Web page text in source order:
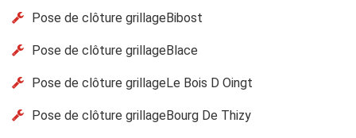
Pose de clôture grillageBibost
Pose de clôture grillageBlace
Pose de clôture grillageLe Bois D Oingt
Pose de clôture grillageBourg De Thizy